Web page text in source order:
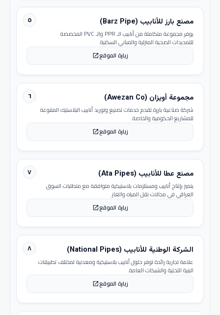
٥ مصنع بارز للأنابيب (Barz Pipe)
يوفر مجموعة متكاملة من أنابيب الـ PPR والـ PVC المخصصة
للتمديدات الصحية المنزلية والمباني السكنية.
زيارة الموقعopen_in_new
٦ مجموعة أويزان (Awezan Co)
شركة صناعية بارزة تقدم خدمات تصنيع وتوريد أنابيب البلاستيك المتنوعة
للمشاريع الحكومية والخاصة.
زيارة الموقعopen_in_new
٧ مصنع عطا للأنابيب (Ata Pipes)
يتميز بإنتاج أنابيب ومستلزمات بلاستيكية متوافقة مع متطلبات السوق
العراقي في مجالات نقل المياه والغاز.
زيارة الموقعopen_in_new
٨ الشركة الوطنية للأنابيب (National Pipes)
علامة تجارية رائدة توفر حلول أنابيب بلاستيكية ومعدنية لمختلف تطبيقات
البنية التحتية والشبكات العامة.
زيارة الموقعopen_in_new